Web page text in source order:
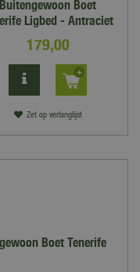
Buitengewoon Boet
Ligbed - Antraciet
179,00
Zet op verlanglijst
Boet Tenerife